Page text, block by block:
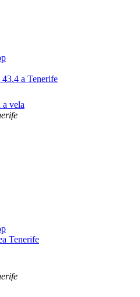
a vela